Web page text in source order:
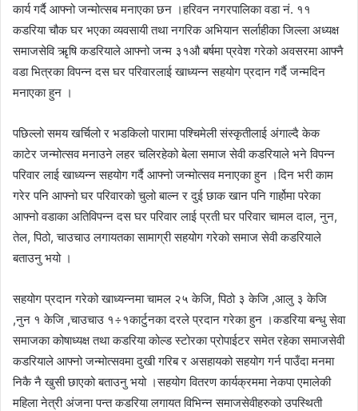
कार्य गर्दै आफ्नो जन्मोत्सब मनाएका छन ।हरिवन नगरपालिका वडा नं. ११
कडरिया चौक घर भएका व्यवसायी तथा नगरिक अभियान सर्लाहीका जिल्ला अध्यक्ष
समाजसेवि ऋृषि कडरियाले आफ्नो जन्म ३१औ बर्षमा प्रवेश गरेको अवसरमा आफ्नै
वडा भित्रका विपन्न दस घर परिवारलाई खाध्यन्न सहयोग प्रदान गर्दै जन्मदिन
मनाएका हुन ।
पछिल्लो समय खर्चिलो र भडकिलो पारामा पश्चिमेली संस्कृतीलाई अंगाल्दै केक
काटेर जन्मोत्सव मनाउने लहर चलिरहेको बेला समाज सेवी कडरियाले भने विपन्न
परिवार लाई खाध्यन्न सहयोग गर्दै आफ्नो जन्मोत्सव मनाएका हुन ।दिन भरी काम
गरेर पनि आफ्नो घर परिवारको चुलो बाल्न र दुई छाक खान पनि गार्होमा परेका
आफ्नो वडाका अतिविपन्न दस घर परिवार लाई प्रती घर परिवार चामल दाल, नुन,
तेल, पिठो, चाउचाउ लगायतका सामाग्री सहयोग गरेको समाज सेवी कडरियाले
बताउनु भयो ।
सहयोग प्रदान गरेको खाध्यन्नमा चामल २५ केजि, पिठो ३ केजि ,आलु ३ केजि
,नुन १ केजि ,चाउचाउ १÷१कार्टुनका दरले प्रदान गरेका हुन ।कडरिया बन्धु सेवा
समाजका कोषाध्यक्ष तथा कडरिया कोल्ड स्टोरका प्रोपाईटर समेत रहेका समाजसेवी
कडरियाले आफ्नो जन्मोत्सवमा दुखी गरिब र असहायको सहयोग गर्न पाउँदा मनमा
निकै नै खुसी छाएको बताउनु भयो ।सहयोग वितरण कार्यक्रममा नेकपा एमालेकी
महिला नेत्री अंजना पन्त कडरिया लगायत विभिन्न समाजसेवीहरुको उपस्थिती